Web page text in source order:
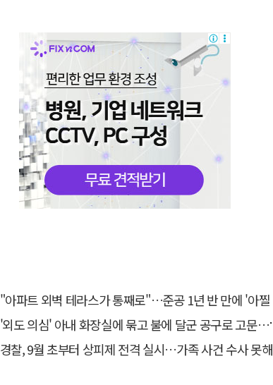
"아파트 외벽 테라스가 통째로"…준공 1년 반 만에 '아찔 사고'
'외도 의심' 아내 화장실에 묶고 불에 달군 공구로 고문…남편 검거
경찰, 9월 초부터 상피제 전격 실시…가족 사건 수사 못해